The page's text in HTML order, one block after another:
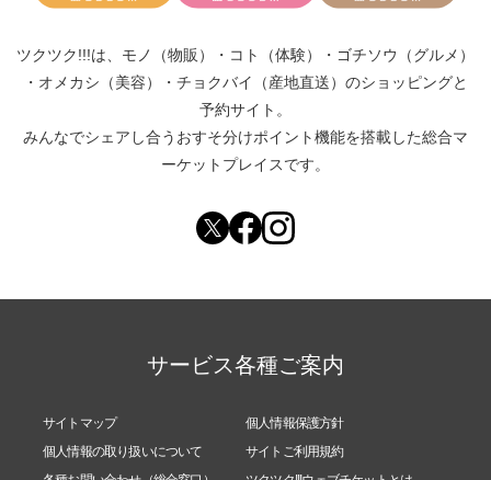
ツクツク!!!は、 モノ（物販） ・ コト（体験） ・ ゴチソウ（グルメ）
・ オメカシ（美容） ・ チョクバイ（産地直送） のショッピングと
予約サイト。
みんなでシェアし合う おすそ分けポイント機能を搭載した総合マ
ーケットプレイスです。
サービス各種ご案内
サイトマップ
個人情報保護方針
個人情報の取り扱いについて
サイトご利用規約